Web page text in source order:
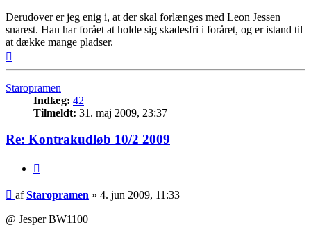
Derudover er jeg enig i, at der skal forlænges med Leon Jessen
snarest. Han har forået at holde sig skadesfri i foråret, og er istand til
at dække mange pladser.
Staropramen
Indlæg: 42
Tilmeldt: 31. maj 2009, 23:37
Re: Kontrakudløb 10/2 2009
Indlæg
afStaropramen » 4. jun 2009, 11:33
@ Jesper BW1100